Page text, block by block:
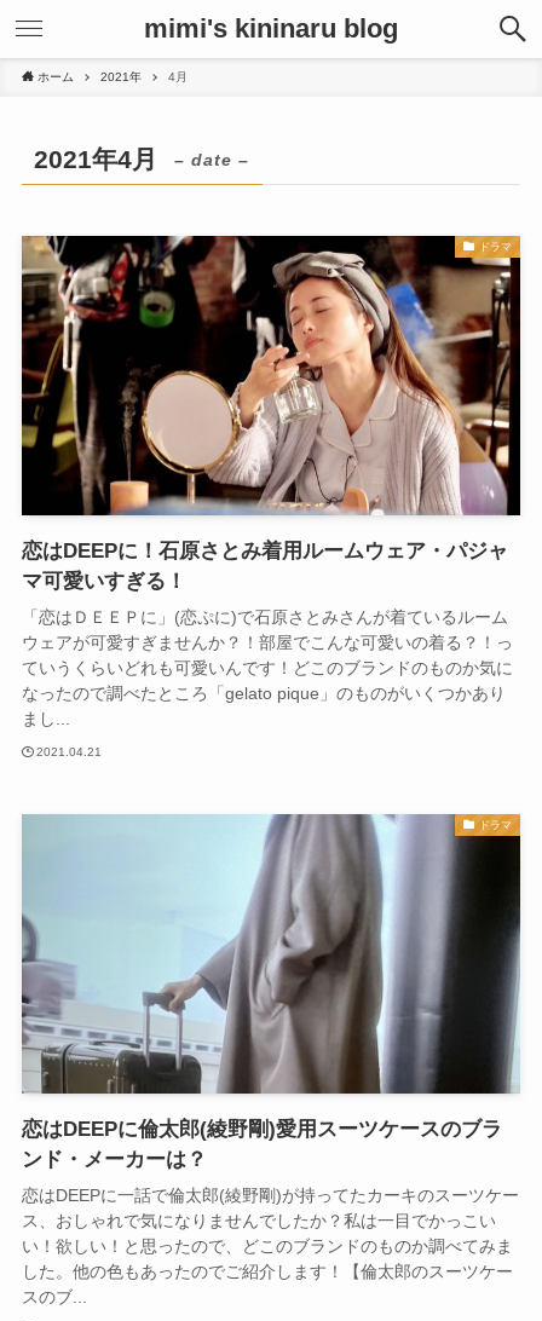
mimi's kininaru blog
ホーム 2021年 4月
2021年4月 – date –
ドラマ
恋はDEEPに！石原さとみ着用ルームウェア・パジャ
マ可愛いすぎる！
「恋はＤＥＥＰに」(恋ぷに)で石原さとみさんが着ているルーム
ウェアが可愛すぎませんか？！部屋でこんな可愛いの着る？！っ
ていうくらいどれも可愛いんです！どこのブランドのものか気に
なったので調べたところ「gelato pique」のものがいくつかあり
まし...
2021.04.21
ドラマ
恋はDEEPに倫太郎(綾野剛)愛用スーツケースのブラ
ンド・メーカーは？
恋はDEEPに一話で倫太郎(綾野剛)が持ってたカーキのスーツケー
ス、おしゃれで気になりませんでしたか？私は一目でかっこい
い！欲しい！と思ったので、どこのブランドのものか調べてみま
した。他の色もあったのでご紹介します！【倫太郎のスーツケー
スのブ...